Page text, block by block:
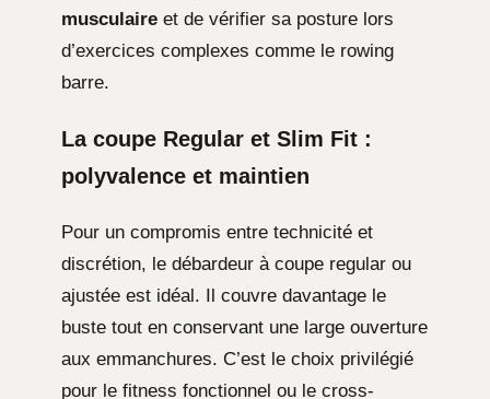
musculaire et de vérifier sa posture lors
d’exercices complexes comme le rowing
barre.
La coupe Regular et Slim Fit :
polyvalence et maintien
Pour un compromis entre technicité et
discrétion, le débardeur à coupe regular ou
ajustée est idéal. Il couvre davantage le
buste tout en conservant une large ouverture
aux emmanchures. C’est le choix privilégié
pour le fitness fonctionnel ou le cross-